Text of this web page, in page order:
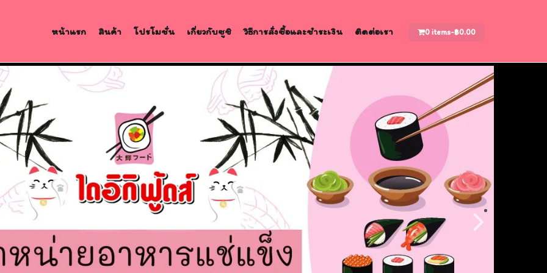
หน้าแรก สินค้า โปรโมชั่น เกี่ยวกับซูชิ วิธีการสั่งซื้อและชำระเงิน ติดต่อเรา 0 items-฿0.00